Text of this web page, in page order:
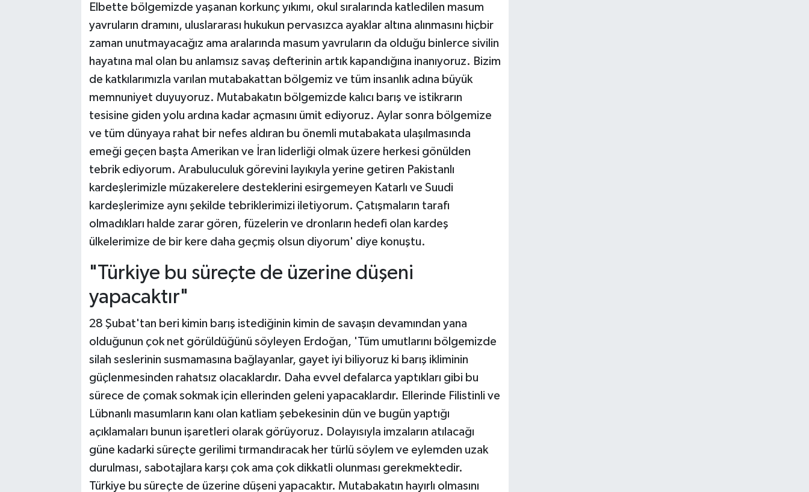
Elbette bölgemizde yaşanan korkunç yıkımı, okul sıralarında katledilen masum
yavruların dramını, uluslararası hukukun pervasızca ayaklar altına alınmasını hiçbir
zaman unutmayacağız ama aralarında masum yavruların da olduğu binlerce sivilin
hayatına mal olan bu anlamsız savaş defterinin artık kapandığına inanıyoruz. Bizim
de katkılarımızla varılan mutabakattan bölgemiz ve tüm insanlık adına büyük
memnuniyet duyuyoruz. Mutabakatın bölgemizde kalıcı barış ve istikrarın
tesisine giden yolu ardına kadar açmasını ümit ediyoruz. Aylar sonra bölgemize
ve tüm dünyaya rahat bir nefes aldıran bu önemli mutabakata ulaşılmasında
emeği geçen başta Amerikan ve İran liderliği olmak üzere herkesi gönülden
tebrik ediyorum. Arabuluculuk görevini layıkıyla yerine getiren Pakistanlı
kardeşlerimizle müzakerelere desteklerini esirgemeyen Katarlı ve Suudi
kardeşlerimize aynı şekilde tebriklerimizi iletiyorum. Çatışmaların tarafı
olmadıkları halde zarar gören, füzelerin ve dronların hedefi olan kardeş
ülkelerimize de bir kere daha geçmiş olsun diyorum' diye konuştu.
"Türkiye bu süreçte de üzerine düşeni
yapacaktır"
28 Şubat'tan beri kimin barış istediğinin kimin de savaşın devamından yana
olduğunun çok net görüldüğünü söyleyen Erdoğan, 'Tüm umutlarını bölgemizde
silah seslerinin susmamasına bağlayanlar, gayet iyi biliyoruz ki barış ikliminin
güçlenmesinden rahatsız olacaklardır. Daha evvel defalarca yaptıkları gibi bu
sürece de çomak sokmak için ellerinden geleni yapacaklardır. Ellerinde Filistinli ve
Lübnanlı masumların kanı olan katliam şebekesinin dün ve bugün yaptığı
açıklamaları bunun işaretleri olarak görüyoruz. Dolayısıyla imzaların atılacağı
güne kadarki süreçte gerilimi tırmandıracak her türlü söylem ve eylemden uzak
durulması, sabotajlara karşı çok ama çok dikkatli olunması gerekmektedir.
Türkiye bu süreçte de üzerine düşeni yapacaktır. Mutabakatın hayırlı olmasını